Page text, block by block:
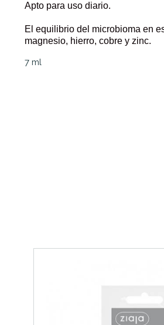
Apto para uso diario.
El equilibrio del microbioma en
magnesio, hierro, cobre y zinc.
7 ml